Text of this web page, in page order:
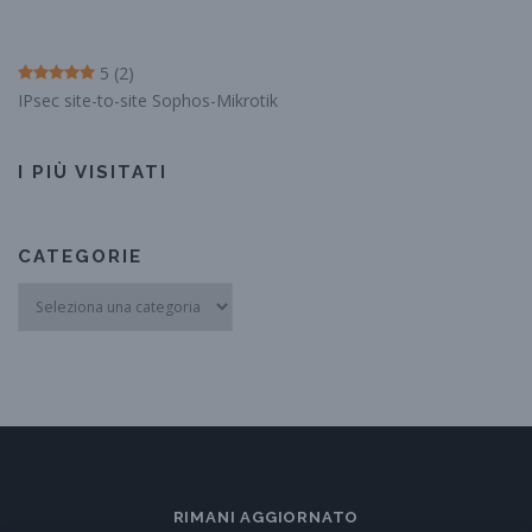
5 (2)
IPsec site-to-site Sophos-Mikrotik
I PIÙ VISITATI
CATEGORIE
RIMANI AGGIORNATO